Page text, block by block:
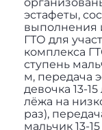
эстафеты,
выполнения
ГТО для
комплекса
ступень
м, передача
девочка 13-
лёжа на
раз),
мальчик 13-